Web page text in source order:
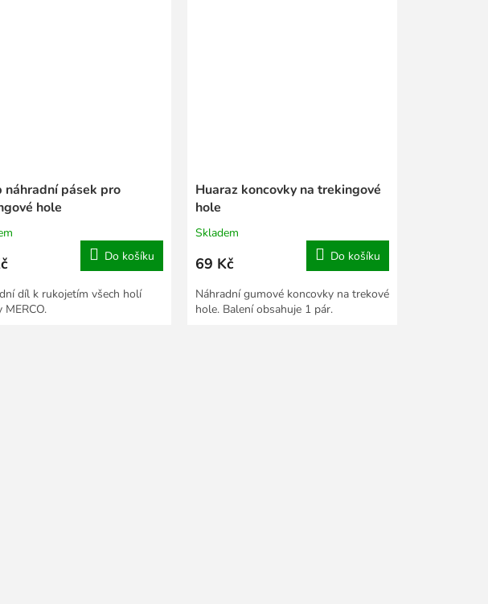
náhradní pásek pro
hole
Do košíku
díl k rukojetím všech holí
MERCO.
Huaraz koncovky na trekingové
hole
Skladem
69 Kč Do košíku
Náhradní gumové koncovky na trekové
hole. Balení obsahuje 1 pár.